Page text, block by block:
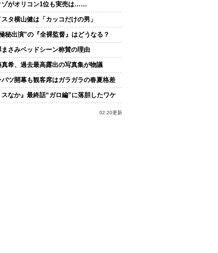
ゾがオリコン1位も実売は……
タ横山健は「カッコだけの男」
秘出演”の『全裸監督』はどうなる？
まさみベッドシーン称賛の理由
真希、過去最高露出の写真集が物議
バツ開幕も観客席はガラガラの春夏格差
スなか』最終話“ガロ編”に落胆したワケ
02:20更新